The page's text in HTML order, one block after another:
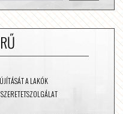
A LAKÓK